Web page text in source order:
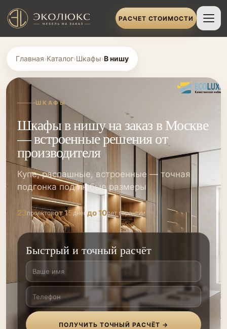
РАСЧЕТ СТОИМОСТИ
Главная›Каталог›Шкафы›В нишу
ШКАФЫ
Шкафы в нишу на заказ в Москве
— встроенные решения от
производителя
Купе, распашные, встроенные — точная
подгонка под любые размеры
23проектовот 15дней до 10лет гарантии
Быстрый и точный расчёт
ПОЛУЧИТЬ ТОЧНЫЙ РАСЧЁТ →